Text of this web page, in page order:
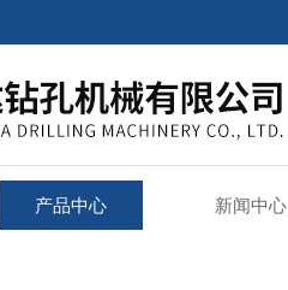
产品中心 新闻中心